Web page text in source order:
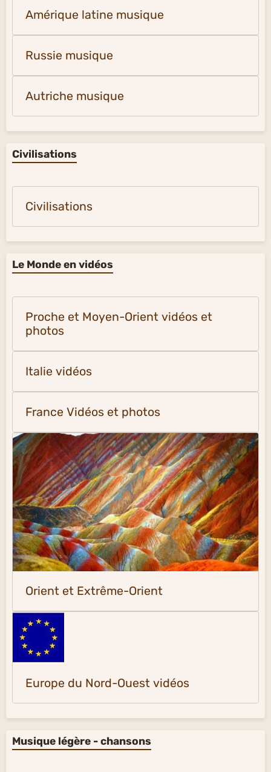
Amérique latine musique
Russie musique
Autriche musique
Civilisations
Civilisations
Le Monde en vidéos
Proche et Moyen-Orient vidéos et
photos
Italie vidéos
France Vidéos et photos
Orient et Extrême-Orient
Europe du Nord-Ouest vidéos
Musique légère - chansons